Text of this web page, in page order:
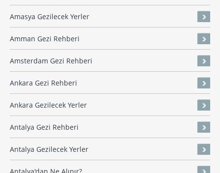
Amasya Gezilecek Yerler
Amman Gezi Rehberi
Amsterdam Gezi Rehberi
Ankara Gezi Rehberi
Ankara Gezilecek Yerler
Antalya Gezi Rehberi
Antalya Gezilecek Yerler